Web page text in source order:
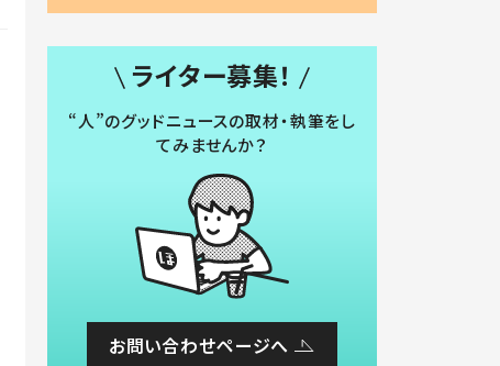
ライター募集！
“人”のグッドニュースの取材・執筆をし
てみませんか？
お問い合わせページへ